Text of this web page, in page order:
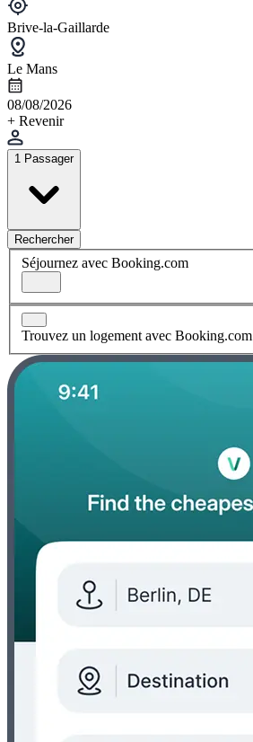
Brive-la-Gaillarde
Le Mans
08/08/2026
+ Revenir
1 Passager
Rechercher
Séjournez avec Booking.com
Trouvez un logement avec Booking.com